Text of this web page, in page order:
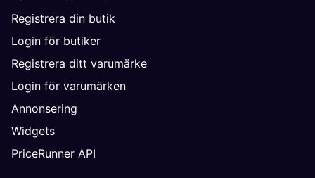
Registrera din butik
Login för butiker
Registrera ditt varumärke
Login för varumärken
Annonsering
Widgets
PriceRunner API